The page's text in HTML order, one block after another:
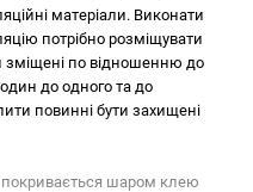
матеріали. Виконати
потрібно розміщувати
зміщені по відношенню до
до одного та до
повинні бути захищені
покривається шаром клею